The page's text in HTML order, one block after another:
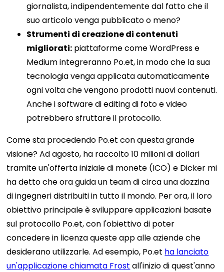
giornalista, indipendentemente dal fatto che il
suo articolo venga pubblicato o meno?
Strumenti di creazione di contenuti
migliorati: piattaforme come WordPress e
Medium integreranno Po.et, in modo che la sua
tecnologia venga applicata automaticamente
ogni volta che vengono prodotti nuovi contenuti.
Anche i software di editing di foto e video
potrebbero sfruttare il protocollo.
Come sta procedendo Po.et con questa grande
visione? Ad agosto, ha raccolto 10 milioni di dollari
tramite un'offerta iniziale di monete (ICO) e Dicker mi
ha detto che ora guida un team di circa una dozzina
di ingegneri distribuiti in tutto il mondo. Per ora, il loro
obiettivo principale è sviluppare applicazioni basate
sul protocollo Po.et, con l'obiettivo di poter
concedere in licenza queste app alle aziende che
desiderano utilizzarle. Ad esempio, Po.et ha lanciato
un'applicazione chiamata Frost all'inizio di quest'anno